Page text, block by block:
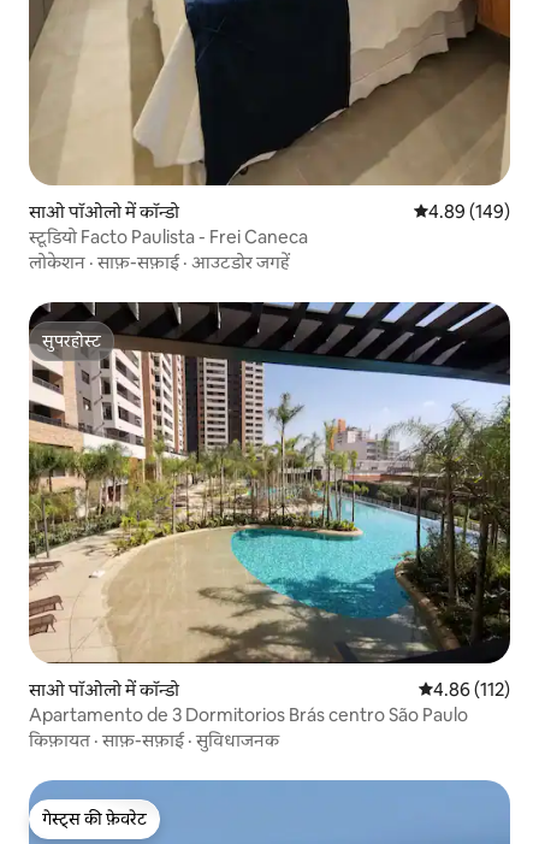
साओ पॉओलो में कॉन्डो औसत रेटिंग 5 में से
4.89 (149)
स्टूडियो Facto Paulista - Frei Caneca
लोकेशन ·साफ़-सफ़ाई· आउटडोर जगहें
सुपरहोस्ट
सुपरहोस्ट
साओ पॉओलो में कॉन्डो औसत रेटिंग 5 में से
4.86 (112)
Apartamento de 3 Dormitorios Brás centro São Paulo
किफ़ायत ·साफ़-सफ़ाई·सुविधाजनक
गेस्ट्स की फ़ेवरेट
गेस्ट्स की फ़ेवरेट